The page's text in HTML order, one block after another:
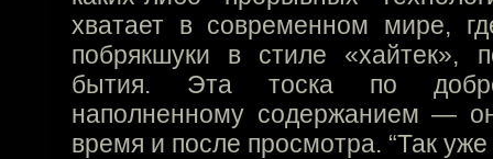
хватает в современном мире,
побрякшуки в стиле «хайтек»,
бытия. Эта тоска по
наполненному содержанием —
время и после просмотра. “Так